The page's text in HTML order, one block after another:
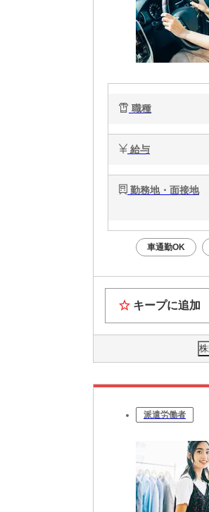
職種
給与
勤務地・面接地
車通勤OK
キープに追加
派遣労働者